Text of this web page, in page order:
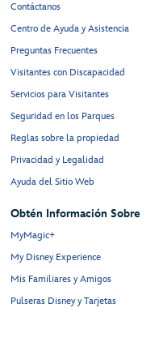
Contáctanos
Centro de Ayuda y Asistencia
Preguntas Frecuentes
Visitantes con Discapacidad
Servicios para Visitantes
Seguridad en los Parques
Reglas sobre la propiedad
Privacidad y Legalidad
Ayuda del Sitio Web
Obtén Información Sobre
MyMagic+
My Disney Experience
Mis Familiares y Amigos
Pulseras Disney y Tarjetas